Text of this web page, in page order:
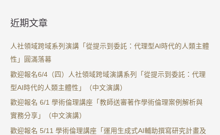
近期文章
人社領域跨域系列演講「從提示到委託：代理型AI時代的人類主體
性」圓滿落幕
歡迎報名6/4（四）人社領域跨域演講系列「從提示到委託：代理
型AI時代的人類主體性」（中文演講）
歡迎報名 6/1 學術倫理講座「教師送審著作學術倫理案例解析與
實務分享」（中文演講）
歡迎報名 5/11 學術倫理講座「運用生成式AI輔助撰寫研究計畫及